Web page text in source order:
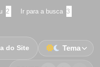
2 Ir para a busca 3
do Site Tema